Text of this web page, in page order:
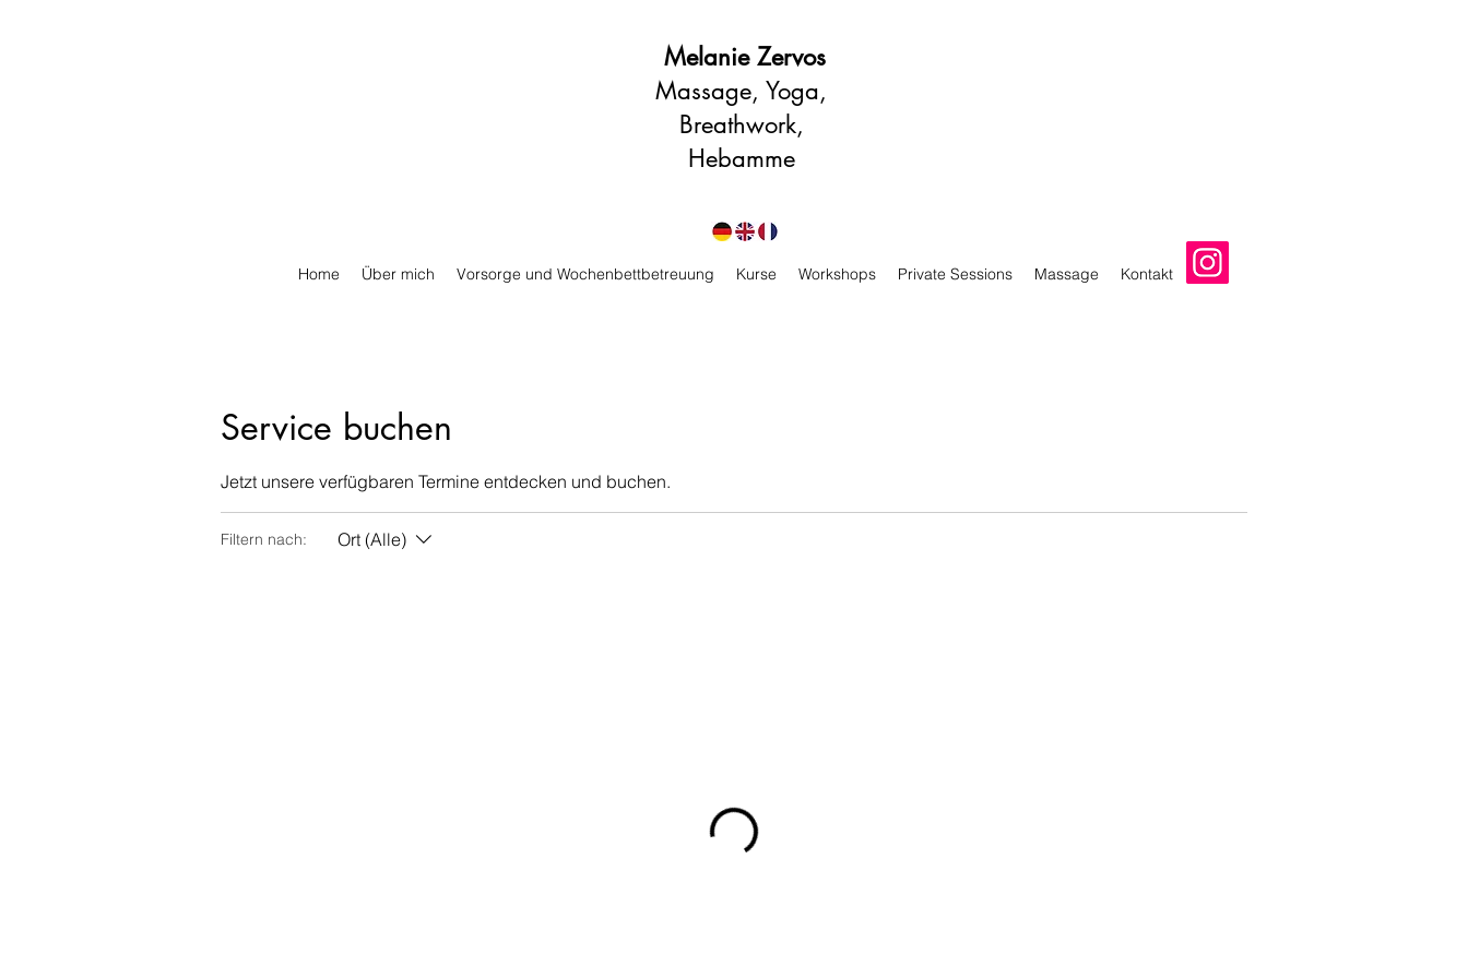
Melanie Zervos
Massage, Yoga,
Breathwork,
Hebamme
Home Über mich Vorsorge und Wochenbettbetreuung Kurse Workshops Private Sessions Massage Kontakt
Service buchen
Jetzt unsere verfügbaren Termine entdecken und buchen.
Filtern nach: Ort (Alle)